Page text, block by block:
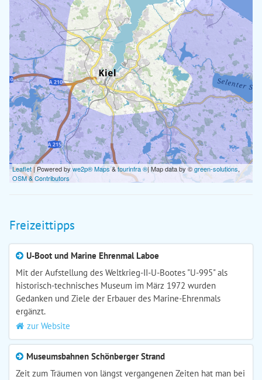
Leaflet| Powered bywe2p® Maps&tourinfra ®| Map data by ©green-solutions,
OSM & Contributors
Freizeittipps
U-Boot und Marine Ehrenmal Laboe
Mit der Aufstellung des Weltkrieg-II-U-Bootes "U-995" als
historisch-technisches Museum im März 1972 wurden
Gedanken und Ziele der Erbauer des Marine-Ehrenmals
ergänzt.
zur Website
Museumsbahnen Schönberger Strand
Zeit zum Träumen von längst vergangenen Zeiten hat man bei